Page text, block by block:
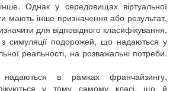
Однак у середовищах віртуальної
мають інше призначення або результат,
для відповідного класифікування,
з симуляції подорожей, що надаються у
реальності, на розважальні потреби.
в рамках франчайзингу,
у тому самому класі, що й